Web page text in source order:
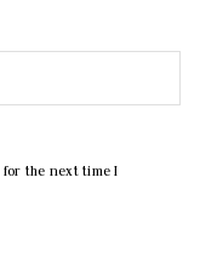
the next time I